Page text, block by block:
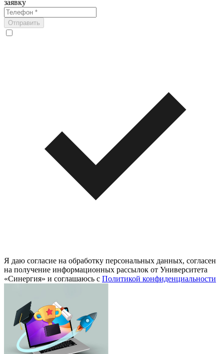
заявку
Отправить
Я даю согласие на обработку персональных данных, согласен
на получение информационных рассылок от Университета
«Синергия» и соглашаюсь c Политикой конфиденциальности